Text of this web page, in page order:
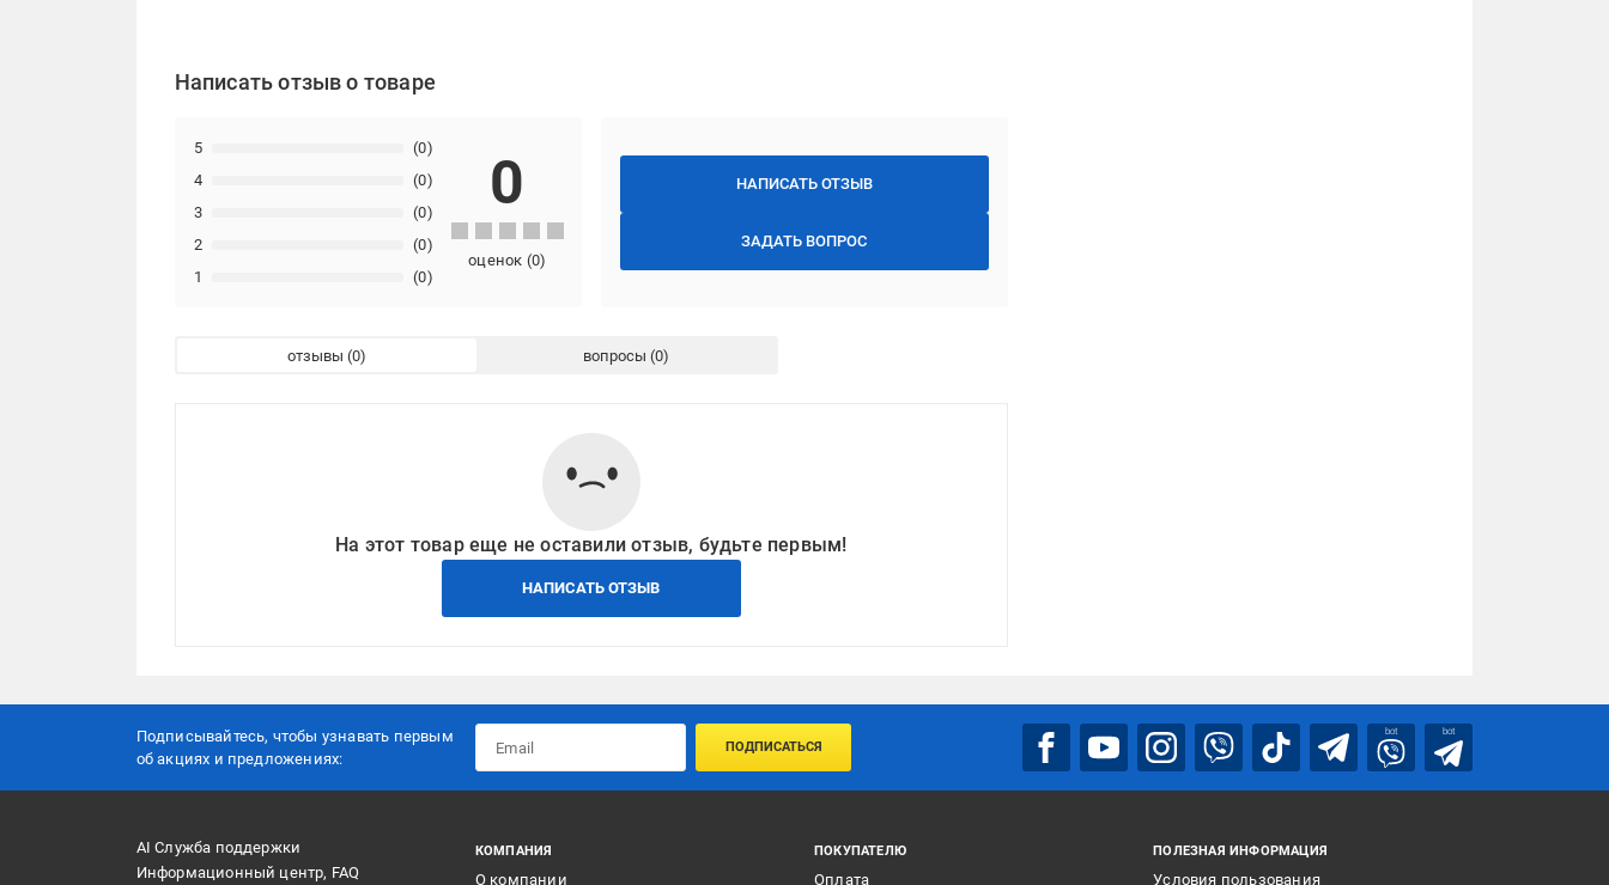
Написать отзыв о товаре
НАПИСАТЬ ОТЗЫВ
ЗАДАТЬ ВОПРОС
1 (0)
2 (0)
3 (0)
4 (0)
5 (0)
0
оценок (0)
отзывы вопросы
На этот товар еще не оставили отзыв, будьте первым!
НАПИСАТЬ ОТЗЫВ
Подписывайтесь, чтобы узнавать первым
об акцияx и предложениях:
ПОДПИСАТЬСЯ
bot bot
AI Служба поддержки
Информационный центр, FAQ
КОМПАНИЯ
О компании
ПОКУПАТЕЛЮ
Оплата
ПОЛЕЗНАЯ ИНФОРМАЦИЯ
Условия пользования